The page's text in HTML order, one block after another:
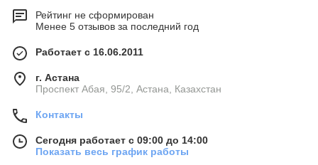
Рейтинг не сформирован
Менее 5 отзывов за последний год
Работает с 16.06.2011
г. Астана
​Проспект Абая, 95/2, Астана, Казахстан
Контакты
Сегодня работает с 09:00 до 14:00
Показать весь график работы